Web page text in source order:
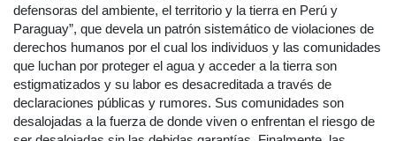
defensoras del ambiente, el territorio y la tierra en Perú y
Paraguay”, que devela un patrón sistemático de violaciones de
derechos humanos por el cual los individuos y las comunidades
que luchan por proteger el agua y acceder a la tierra son
estigmatizados y su labor es desacreditada a través de
declaraciones públicas y rumores. Sus comunidades son
desalojadas a la fuerza de donde viven o enfrentan el riesgo de